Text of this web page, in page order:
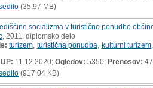
(35,97 MB)
socializma v turistično ponudbo
, 2011, diplomsko delo
turizem turistična ponudba kulturni turizem
11.12.2020; Ogledov: 5350; Prenosov: 47
(917,04 KB)